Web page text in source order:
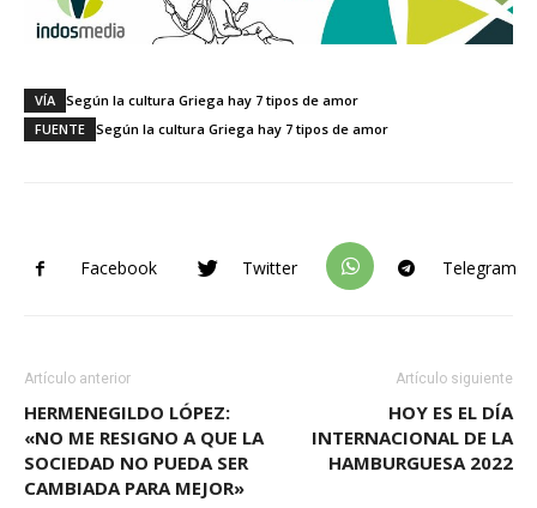
VÍA Según la cultura Griega hay 7 tipos de amor
FUENTE Según la cultura Griega hay 7 tipos de amor
Facebook Twitter Telegram
Artículo anterior
HERMENEGILDO LÓPEZ:
«NO ME RESIGNO A QUE LA
SOCIEDAD NO PUEDA SER
CAMBIADA PARA MEJOR»
Artículo siguiente
HOY ES EL DÍA
INTERNACIONAL DE LA
HAMBURGUESA 2022